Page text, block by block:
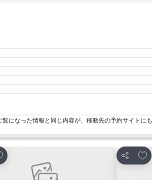
になった情報と同じ内容が、移動先の予約サイトに
に入りに追加
シェア
お